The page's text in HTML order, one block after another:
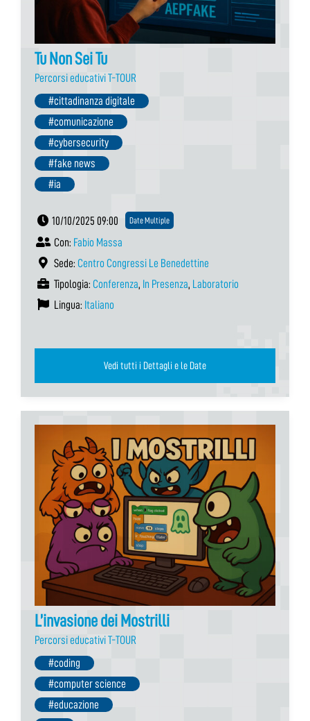
Tu Non Sei Tu
Percorsi educativi T-TOUR
#cittadinanza digitale
#comunicazione
#cybersecurity
#fake news
#ia
10/10/2025 09:00 Date Multiple
Con: Fabio Massa
Sede: Centro Congressi Le Benedettine
Tipologia: Conferenza, In Presenza, Laboratorio
Lingua: Italiano
Vedi tutti i Dettagli e le Date
L’invasione dei Mostrilli
Percorsi educativi T-TOUR
#coding
#computer science
#educazione